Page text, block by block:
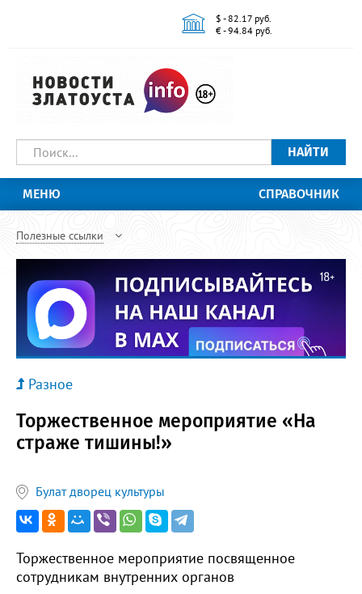
$ - 82.17 руб.
€ - 94.84 руб.
НАЙТИ
МЕНЮ СПРАВОЧНИК
Полезные ссылки
Разное
Торжественное мероприятие «На
страже тишины!»
Булат дворец культуры
Торжественное мероприятие посвященное
сотрудникам внутренних органов